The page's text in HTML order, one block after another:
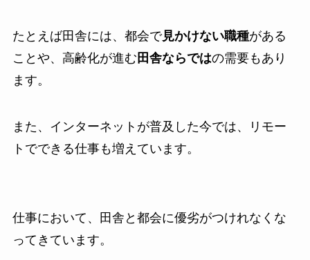
たとえば田舎には、都会で見かけない職種がある
ことや、高齢化が進む 田舎ならではの需要もあり
ます。
また、インターネットが普及した今では、リモー
トでできる仕事も増えています。
仕事において、田舎と都会に優劣がつけれなくな
ってきています。